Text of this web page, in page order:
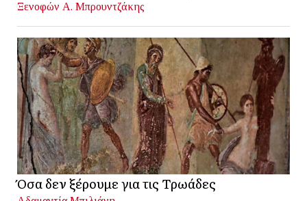
Ξενοφών Α. Μπρουντζάκης
Όσα δεν ξέρουμε για τις Τρωάδες